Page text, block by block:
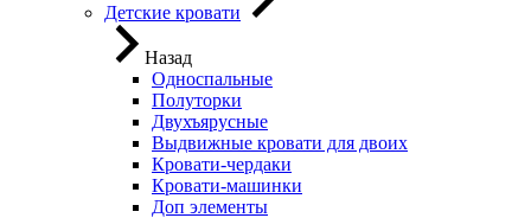
Детские кровати
Назад
Односпальные
Полуторки
Двухъярусные
Выдвижные кровати для двоих
Кровати-чердаки
Кровати-машинки
Доп элементы